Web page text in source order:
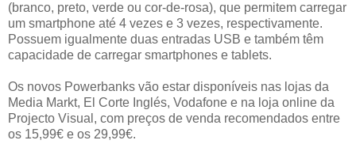
(branco, preto, verde ou cor-de-rosa), que permitem carregar
um smartphone até 4 vezes e 3 vezes, respectivamente.
Possuem igualmente duas entradas USB e também têm
capacidade de carregar smartphones e tablets.
Os novos Powerbanks vão estar disponíveis nas lojas da
Media Markt, El Corte Inglés, Vodafone e na loja online da
Projecto Visual, com preços de venda recomendados entre
os 15,99€ e os 29,99€.